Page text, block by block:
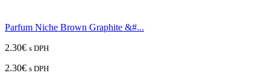
Parfum Niche Brown Graphite &#...
2.30€ s DPH
2.30€ s DPH